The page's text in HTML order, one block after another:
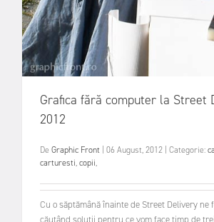
Grafica fără computer la Street
2012
De Graphic Front | 06 August, 2012 | Categorie:
carturesti,copii,
Cu o săptămână înainte de Street Delivery ne
căutând soluții pentru ce vom face timp de